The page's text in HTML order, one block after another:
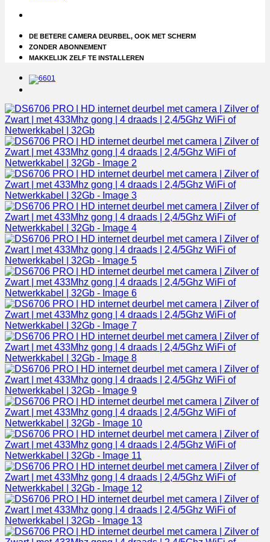
DE BETERE CAMERA DEURBEL, OOK MET SCHERM
ZONDER ABONNEMENT
MAKKELIJK ZELF TE INSTALLEREN